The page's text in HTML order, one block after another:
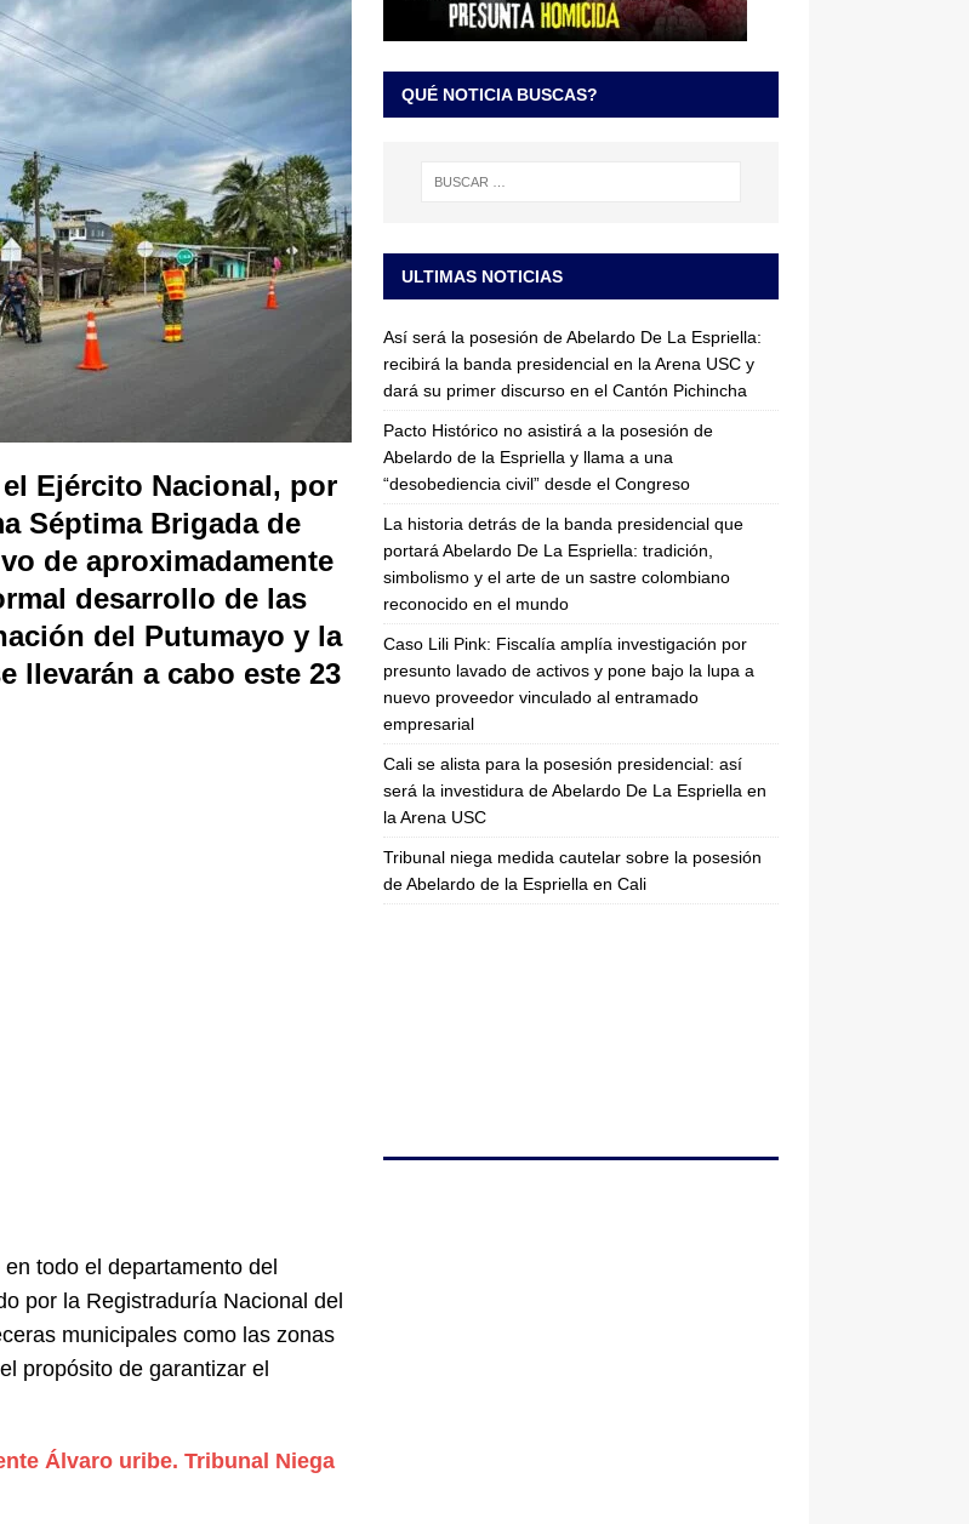
empresarial
así será la investidura de Abelardo
Ejército Nacional, por
Séptima Brigada de
de aproximadamente
desarrollo de las
del Putumayo y la
llevarán a cabo este 23
todo el departamento del
por la Registraduría Nacional del
municipales como las zonas
propósito de garantizar el
Álvaro uribe. Tribunal Niega
QUÉ NOTICIA BUSCAS?
ULTIMAS NOTICIAS
Así será la posesión de Abelardo De La Espriella:
recibirá la banda presidencial en la Arena USC y
dará su primer discurso en el Cantón Pichincha
Pacto Histórico no asistirá a la posesión de
Abelardo de la Espriella y llama a una
“desobediencia civil” desde el Congreso
La historia detrás de la banda presidencial que
portará Abelardo De La Espriella: tradición,
simbolismo y el arte de un sastre colombiano
reconocido en el mundo
Caso Lili Pink: Fiscalía amplía investigación por
presunto lavado de activos y pone bajo la lupa a
nuevo proveedor vinculado al entramado
empresarial
Cali se alista para la posesión presidencial: así
será la investidura de Abelardo De La Espriella en
la Arena USC
Tribunal niega medida cautelar sobre la posesión
de Abelardo de la Espriella en Cali